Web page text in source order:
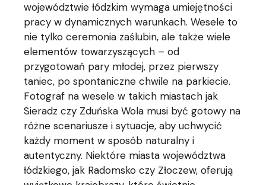
województwie łódzkim wymaga umiejętności
pracy w dynamicznych warunkach. Wesele to
nie tylko ceremonia zaślubin, ale także wiele
elementów towarzyszących – od
przygotowań pary młodej, przez pierwszy
taniec, po spontaniczne chwile na parkiecie.
Fotograf na wesele w takich miastach jak
Sieradz czy Zduńska Wola musi być gotowy na
różne scenariusze i sytuacje, aby uchwycić
każdy moment w sposób naturalny i
autentyczny. Niektóre miasta województwa
łódzkiego, jak Radomsko czy Złoczew, oferują